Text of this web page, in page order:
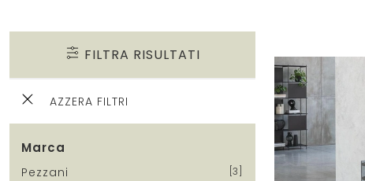
FILTRA RISULTATI
AZZERA FILTRI
Marca
Pezzani 3